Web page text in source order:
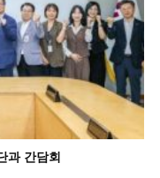
과 간담회